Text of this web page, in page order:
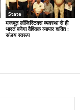
State
मजबूत लॉजिस्टिक्स व्यवस्था से ही
भारत बनेगा वैश्विक व्यापार शक्ति :
संजय स्वरूप